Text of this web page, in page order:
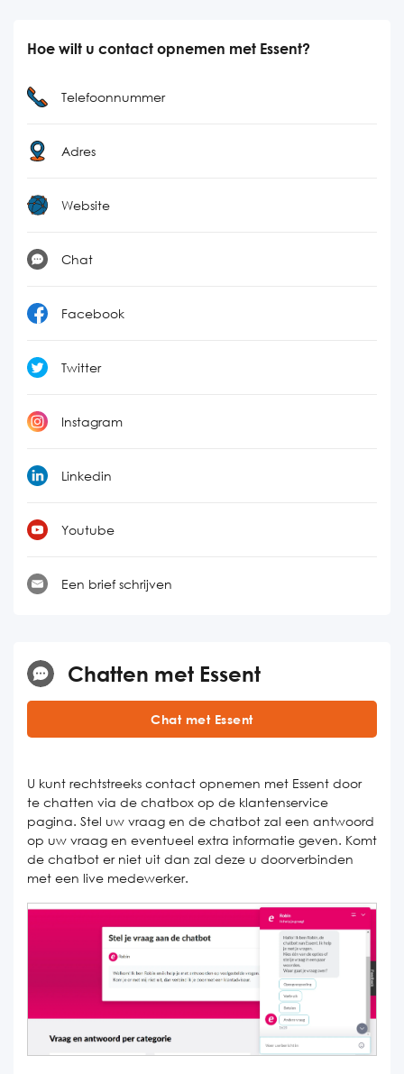
Hoe wilt u contact opnemen met Essent?
Telefoonnummer
Adres
Website
Chat
Facebook
Twitter
Instagram
Linkedin
Youtube
Een brief schrijven
Chatten met Essent
Chat met Essent
U kunt rechtstreeks contact opnemen met Essent door
te chatten via de chatbox op de klantenservice
pagina. Stel uw vraag en de chatbot zal een antwoord
op uw vraag en eventueel extra informatie geven. Komt
de chatbot er niet uit dan zal deze u doorverbinden
met een live medewerker.